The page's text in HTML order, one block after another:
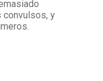
convulsos, y